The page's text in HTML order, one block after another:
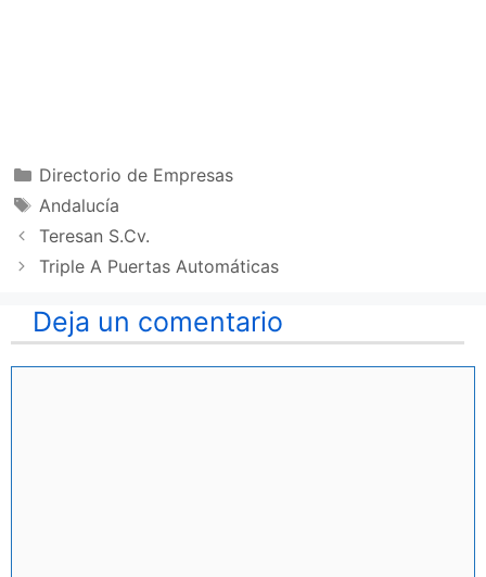
Categorías
Directorio de Empresas
Etiquetas
Andalucía
Teresan S.Cv.
Triple A Puertas Automáticas
Deja un comentario